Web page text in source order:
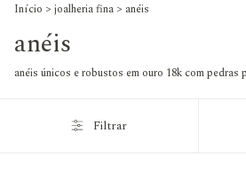
Início > joalheria fina > anéis
anéis
anéis únicos e robustos em ouro 18k com pedras
Filtrar